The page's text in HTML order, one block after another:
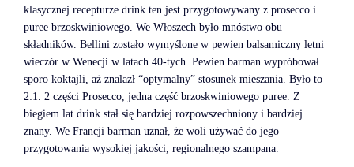
klasycznej recepturze drink ten jest przygotowywany z prosecco i
puree brzoskwiniowego. We Włoszech było mnóstwo obu
składników. Bellini zostało wymyślone w pewien balsamiczny letni
wieczór w Wenecji w latach 40-tych. Pewien barman wypróbował
sporo koktajli, aż znalazł “optymalny” stosunek mieszania. Było to
2:1. 2 części Prosecco, jedna część brzoskwiniowego puree. Z
biegiem lat drink stał się bardziej rozpowszechniony i bardziej
znany. We Francji barman uznał, że woli używać do jego
przygotowania wysokiej jakości, regionalnego szampana.